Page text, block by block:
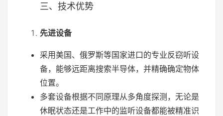
三、技术优势
先进设备
采用美国、俄罗斯等国家进口的专业反窃听设
备，能够远距离搜索半导体，并精确确定物体
位置。
多套设备根据不同原理从多角度探测，无论是
休眠状态还是工作中的监听设备都能被精准识